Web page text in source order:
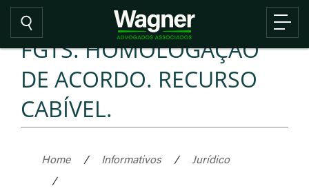
FGTS. HOMOLOGAÇÃO
DE ACORDO. RECURSO
CABÍVEL.
Home / Informativos /
Jurídico
/